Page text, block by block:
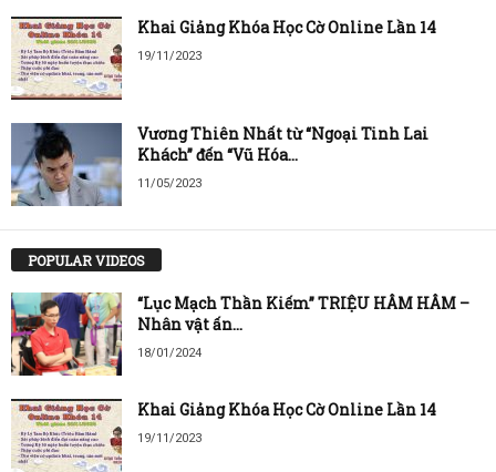
Khai Giảng Khóa Học Cờ Online Lần 14
19/11/2023
Vương Thiên Nhất từ “Ngoại Tinh Lai
Khách” đến “Vũ Hóa...
11/05/2023
POPULAR VIDEOS
“Lục Mạch Thần Kiếm” TRIỆU HÂM HÂM –
Nhân vật ấn...
18/01/2024
Khai Giảng Khóa Học Cờ Online Lần 14
19/11/2023